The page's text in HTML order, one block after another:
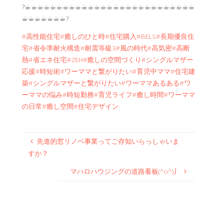
?☕︎☕︎☕︎☕︎☕︎☕︎☕︎☕︎☕︎☕︎☕︎☕︎☕︎☕︎☕︎☕︎☕︎☕︎☕︎☕︎☕︎☕︎☕︎☕︎☕︎☕︎☕︎
☕︎☕︎☕︎☕︎☕︎☕︎☕︎?
#高性能住宅#癒しのひと時#住宅購入#BELS#長期優良住
宅#省令準耐火構造#耐震等級3#風の時代#高気密#高断
熱#省エネ住宅#ZEH#癒しの空間づくり#シングルマザー
応援#時短術#ワーママと繋がりたい#育児中ママ#住宅建
築#シングルマザーと繋がりたい#ワーママあるある#ワ
ーママの悩み#時短勤務#育児ライフ#癒し時間#ワーママ
の日常#癒し空間#住宅デザイン
先進的窓リノベ事業ってご存知いらっしゃいま
すか？
マハロハウジングの道路看板(^o^)丿